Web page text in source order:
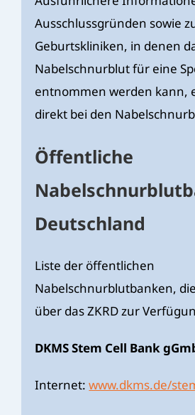
Ausschlussgründen sowie
Geburtskliniken, in denen
Nabelschnurblut für eine
entnommen werden kann,
direkt bei den
Öffentliche
Deutschland
Liste der öffentlichen
Nabelschnurblutbanken,
über das ZKRD zur
DKMS Stem Cell Bank
Internet:www.dkms.de/